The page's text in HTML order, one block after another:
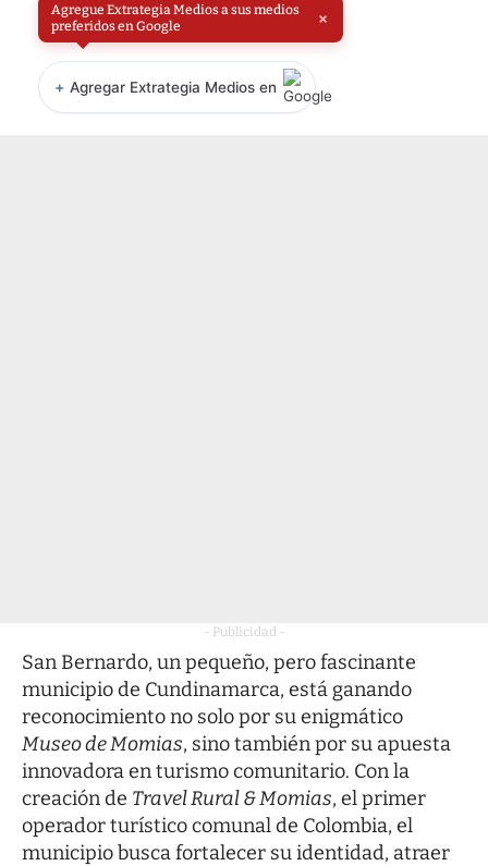
Agregue Extrategia Medios a sus medios
preferidos en Google
×
+ Agregar Extrategia Medios en
- Publicidad -
San Bernardo, un pequeño, pero fascinante
municipio de Cundinamarca, está ganando
reconocimiento no solo por su enigmático
Museo de Momias, sino también por su apuesta
innovadora en turismo comunitario. Con la
creación de Travel Rural & Momias, el primer
operador turístico comunal de Colombia, el
municipio busca fortalecer su identidad, atraer